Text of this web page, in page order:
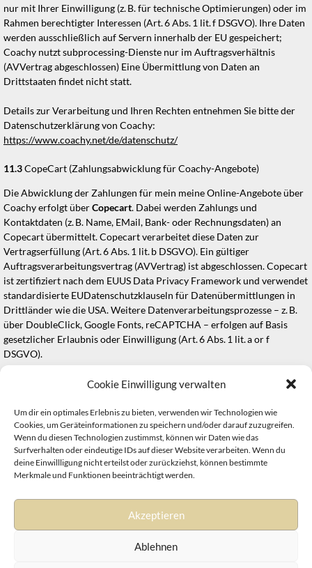
Cookie Einwilligung verwalten
Um dir ein optimales Erlebnis zu bieten, verwenden wir Technologien wie
Cookies, um Geräteinformationen zu speichern und/oder darauf zuzugreifen.
Wenn du diesen Technologien zustimmst, können wir Daten wie das
Surfverhalten oder eindeutige IDs auf dieser Website verarbeiten. Wenn du
deine Einwillligung nicht erteilst oder zurückziehst, können bestimmte
Merkmale und Funktionen beeinträchtigt werden.
Akzeptieren
Ablehnen
nur mit Ihrer Einwilligung (z. B. für technische Optimierungen) oder im
Rahmen berechtigter Interessen (Art. 6 Abs. 1 lit. f DSGVO). Ihre Daten
werden ausschließlich auf Servern innerhalb der EU gespeichert;
Coachy nutzt subprocessing-Dienste nur im Auftragsverhältnis
(AVVertrag abgeschlossen) Eine Übermittlung von Daten an
Drittstaaten findet nicht statt.
Details zur Verarbeitung und Ihren Rechten entnehmen Sie bitte der
Datenschutzerklärung von Coachy:
https://www.coachy.net/de/datenschutz/
11.3CopeCart (Zahlungsabwicklung für Coachy-Angebote)
Die Abwicklung der Zahlungen für mein meine Online-Angebote über
Coachy erfolgt überCopecart. Dabei werden Zahlungs und
Kontaktdaten (z. B. Name, EMail, Bank- oder Rechnungsdaten) an
Copecart übermittelt. Copecart verarbeitet diese Daten zur
Vertragserfüllung (Art. 6 Abs. 1 lit. b DSGVO). Ein gültiger
Auftragsverarbeitungsvertrag (AVVertrag) ist abgeschlossen. Copecart
ist zertifiziert nach dem EUUS Data Privacy Frameworkund verwendet
standardisierte EUDatenschutzklauseln für Datenübermittlungen in
Drittländer wie die USA. Weitere Datenverarbeitungsprozesse – z. B.
über DoubleClick, Google Fonts, reCAPTCHA – erfolgen auf Basis
gesetzlicher Erlaubnis oder Einwilligung (Art. 6 Abs. 1 lit. a or f
DSGVO).
Details finden Sie in der vollständigen Datenschutzerklärung:
Stand: 01.09.2025, 11:33:33 Uhr
Datenschutz|Disclaimer